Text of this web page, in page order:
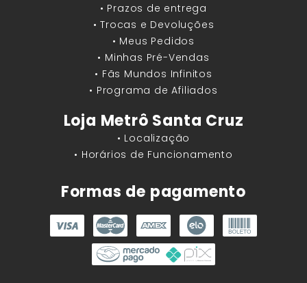
• Prazos de entrega
• Trocas e Devoluções
• Meus Pedidos
• Minhas Pré-Vendas
• Fãs Mundos Infinitos
• Programa de Afiliados
Loja Metrô Santa Cruz
• Localização
• Horários de Funcionamento
Formas de pagamento